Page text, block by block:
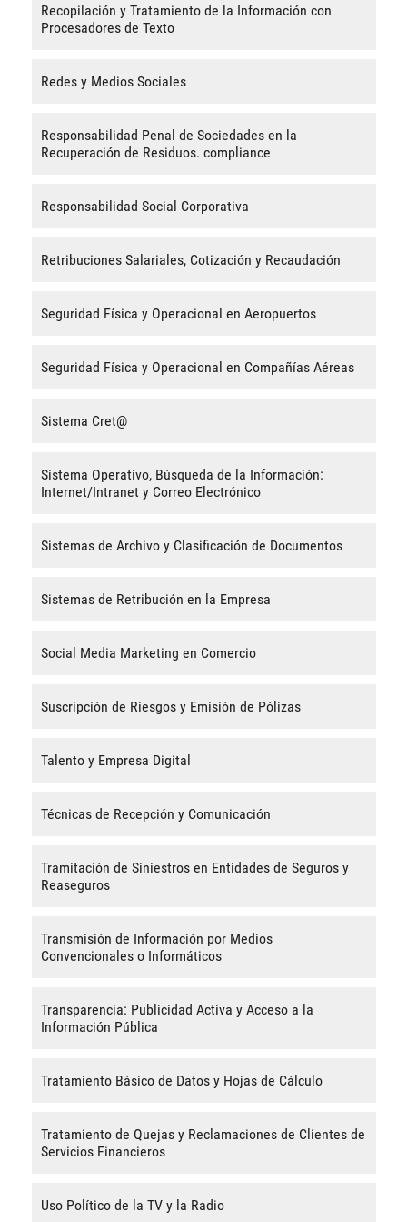
Recopilación y Tratamiento de la Información con
Procesadores de Texto
Redes y Medios Sociales
Responsabilidad Penal de Sociedades en la
Recuperación de Residuos. compliance
Responsabilidad Social Corporativa
Retribuciones Salariales, Cotización y Recaudación
Seguridad Física y Operacional en Aeropuertos
Seguridad Física y Operacional en Compañías Aéreas
Sistema Cret@
Sistema Operativo, Búsqueda de la Información:
Internet/Intranet y Correo Electrónico
Sistemas de Archivo y Clasificación de Documentos
Sistemas de Retribución en la Empresa
Social Media Marketing en Comercio
Suscripción de Riesgos y Emisión de Pólizas
Talento y Empresa Digital
Técnicas de Recepción y Comunicación
Tramitación de Siniestros en Entidades de Seguros y
Reaseguros
Transmisión de Información por Medios
Convencionales o Informáticos
Transparencia: Publicidad Activa y Acceso a la
Información Pública
Tratamiento Básico de Datos y Hojas de Cálculo
Tratamiento de Quejas y Reclamaciones de Clientes de
Servicios Financieros
Uso Político de la TV y la Radio